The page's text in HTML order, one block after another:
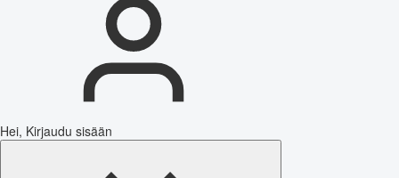
Hei, Kirjaudu sisään